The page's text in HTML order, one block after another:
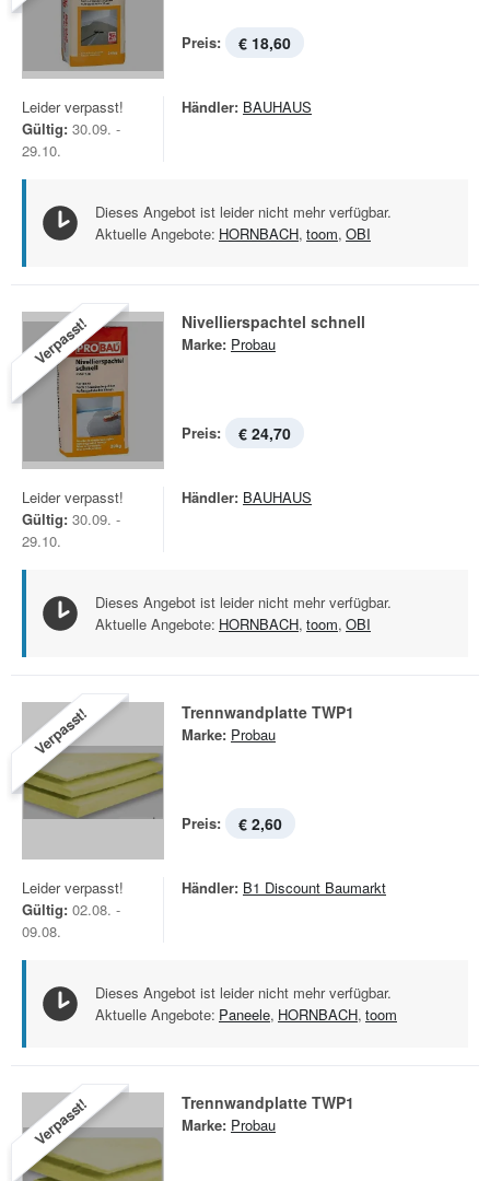
Preis: € 18,60
Leider verpasst!
Gültig: 30.09. -
29.10.
Händler: BAUHAUS
Dieses Angebot ist leider nicht mehr verfügbar.
Aktuelle Angebote: HORNBACH, toom, OBI
Verpasst! Nivellierspachtel schnell
Marke: Probau
Preis: € 24,70
Leider verpasst!
Gültig: 30.09. -
29.10.
Händler: BAUHAUS
Dieses Angebot ist leider nicht mehr verfügbar.
Aktuelle Angebote: HORNBACH, toom, OBI
Verpasst! Trennwandplatte TWP1
Marke: Probau
Preis: € 2,60
Leider verpasst!
Gültig: 02.08. -
09.08.
Händler: B1 Discount Baumarkt
Dieses Angebot ist leider nicht mehr verfügbar.
Aktuelle Angebote: Paneele, HORNBACH, toom
Verpasst! Trennwandplatte TWP1
Marke: Probau